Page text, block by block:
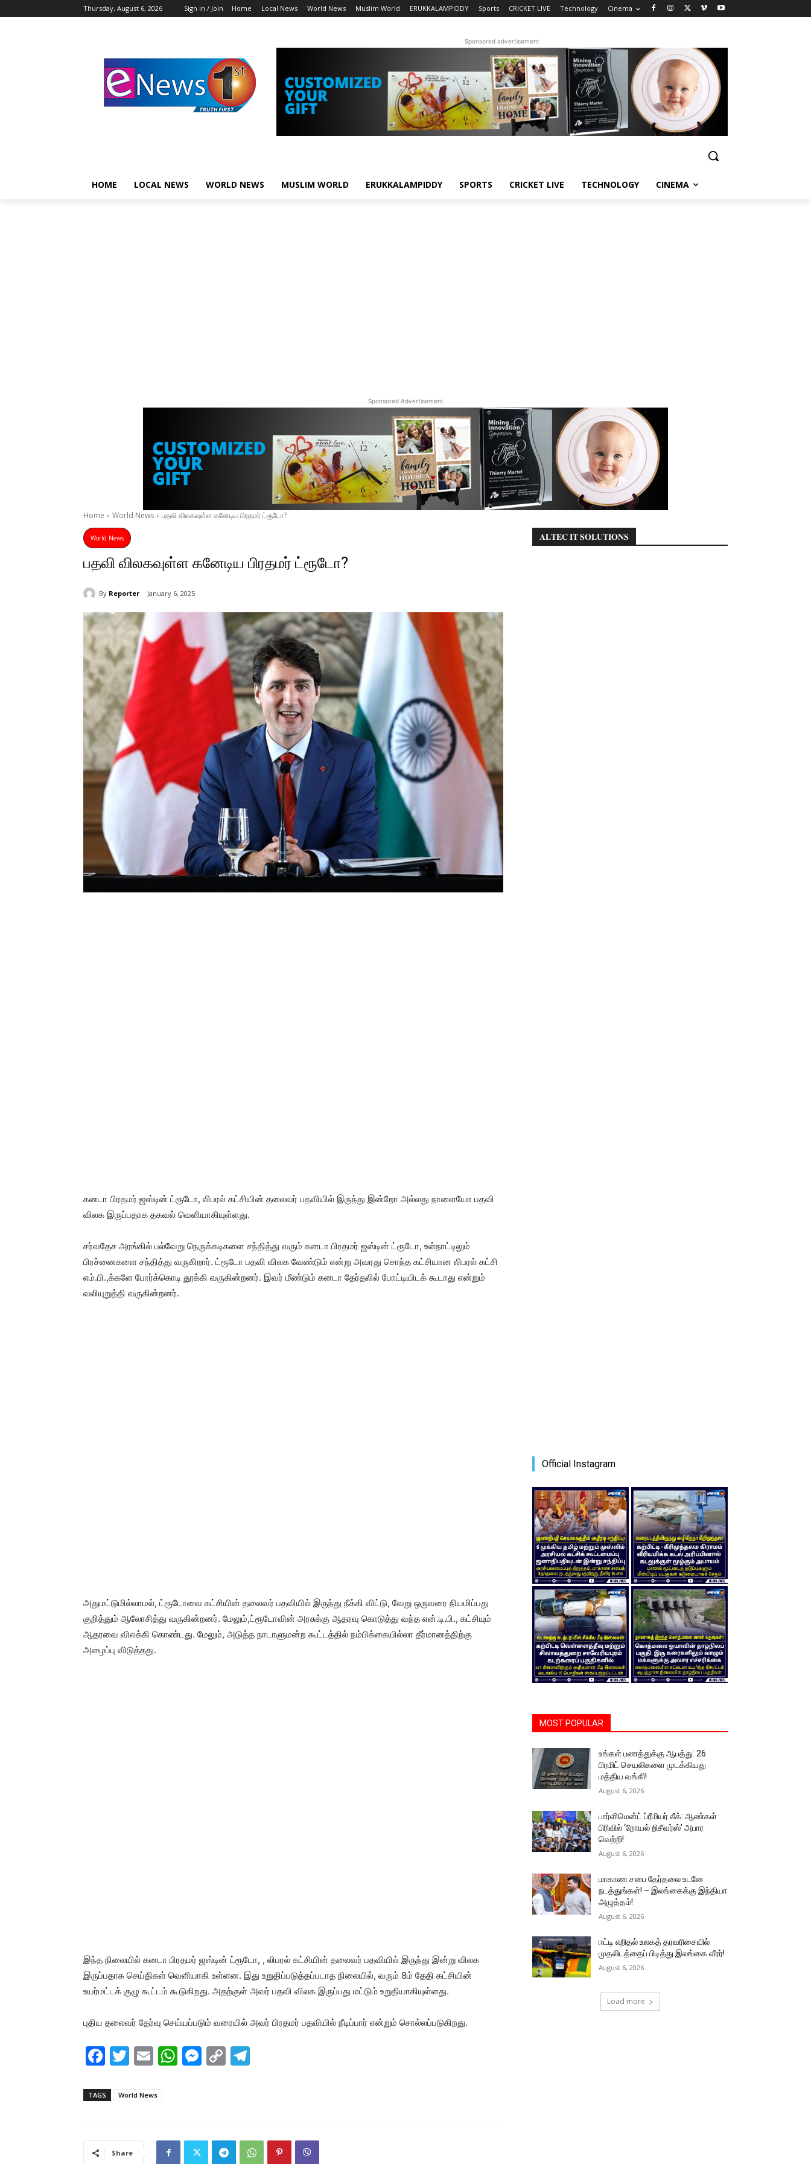
Thursday, August 6, 2026 Sign in / Join Home Local News World News Muslim World ERUKKALAMPIDDY Sports CRICKET LIVE Technology Cinema
Sponsored advertisement
HOME LOCAL NEWS WORLD NEWS MUSLIM WORLD ERUKKALAMPIDDY SPORTS CRICKET LIVE TECHNOLOGY CINEMA
Sponsored Advertisement
Home World News பதவி விலகவுள்ள கனேடிய பிரதமர் ட்ரூடோ?
World News
பதவி விலகவுள்ள கனேடிய பிரதமர் ட்ரூடோ?
By Reporter January 6, 2025
கனடா பிரதமர் ஜஸ்டின் ட்ரூடோ, லிபரல் கட்சியின் தலைவர் பதவியில் இருந்து இன்றோ அல்லது நாளையோ பதவி
விலக இருப்பதாக தகவல் வெளியாகியுள்ளது.
சர்வதேச அரங்கில் பல்வேறு நெருக்கடிகளை சந்தித்து வரும் கனடா பிரதமர் ஜஸ்டின் ட்ரூடோ, உள்நாட்டிலும்
பிரச்னைகளை சந்தித்து வருகிறார். ட்ரூடோ பதவி விலக வேண்டும் என்று அவரது சொந்த கட்சியான லிபரல் கட்சி
எம்.பி.,க்களே போர்க்கொடி தூக்கி வருகின்றனர். இவர் மீண்டும் கனடா தேர்தலில் போட்டியிடக் கூடாது என்றும்
வலியுறுத்தி வருகின்றனர்.
அதுமட்டுமில்லாமல், ட்ரூடோவை கட்சியின் தலைவர் பதவியில் இருந்து நீக்கி விட்டு, வேறு ஒருவரை நியமிப்பது
குறித்தும் ஆலோசித்து வருகின்றனர். மேலும்,ட்ரூடோவின் அரசுக்கு ஆதரவு கொடுத்து வந்த என்.டி.பி., கட்சியும்
ஆதரவை விலக்கி கொண்டது. மேலும், அடுத்த நாடாளுமன்ற கூட்டத்தில் நம்பிக்கையில்லா தீர்மானத்திற்கு
அழைப்பு விடுத்தது.
இந்த நிலையில் கனடா பிரதமர் ஜஸ்டின் ட்ரூடோ, , லிபரல் கட்சியின் தலைவர் பதவியில் இருந்து இன்று விலக
இருப்பதாக செய்திகள் வெளியாகி உள்ளன. இது உறுதிப்படுத்தப்படாத நிலையில், வரும் 8ம் தேதி கட்சியின்
உயர்மட்டக் குழு கூட்டம் கூடுகிறது. அதற்குள் அவர் பதவி விலக இருப்பது மட்டும் உறுதியாகியுள்ளது.
புதிய தலைவர் தேர்வு செய்யப்படும் வரையில் அவர் பிரதமர் பதவியில் நீடிப்பார் என்றும் சொல்லப்படுகிறது.
F
c
o
T
itt
E
ai
W M C
n
m
TAGS World News
Share
𝐀𝐋𝐓𝐄𝐂 𝐈𝐓 𝐒𝐎𝐋𝐔𝐓𝐈𝐎𝐍𝐒
Official Instagram
MOST POPULAR
உங்கள் பணத்துக்கு ஆபத்து: 26
பிரமிட் செயலிகளை முடக்கியது
மத்திய வங்கி!
August 6, 2026
பார்ளிமென்ட் ப்ரீமியர் லீக்: ஆண்கள்
பிரிவில் ‘றோயல் றிசீவர்ஸ்’ அபார
வெற்றி!
August 6, 2026
மாகாண சபை தேர்தலை உடனே
நடத்துங்கள்! – இலங்கைக்கு இந்தியா
அழுத்தம்!
August 6, 2026
ஈட்டி எறிதல் உலகத் தரவரிசையில்
முதலிடத்தைப் பிடித்து இலங்கை வீரர்!
August 6, 2026
Load more